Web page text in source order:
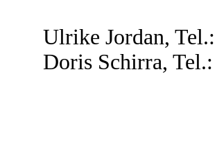
Ulrike Jordan,
Doris Schirra,